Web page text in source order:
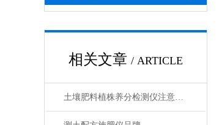
相关文章 / ARTICLE
土壤肥料植株养分检测仪注意事项